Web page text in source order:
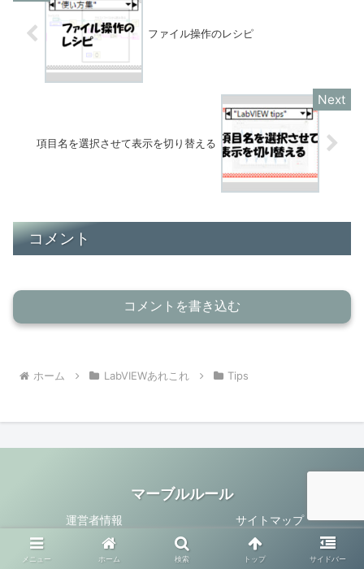
ファイル操作のレシピ
項目名を選択させて表示を切り替える
コメント
コメントを書き込む
ホーム LabVIEWあれこれ Tips
マーブルルール
運営者情報
サイトマップ
プライバシーポリシー
メニュー ホーム 検索 トップ サイドバー